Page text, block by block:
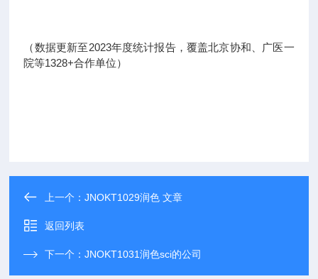
（数据更新至2023年度统计报告，覆盖北京协和、广医一
院等1328+合作单位）
上一个：JNOKT1029润色 文章
返回列表
下一个：JNOKT1031润色sci的公司